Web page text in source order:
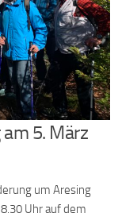
5. März
um Aresing
Uhr auf dem